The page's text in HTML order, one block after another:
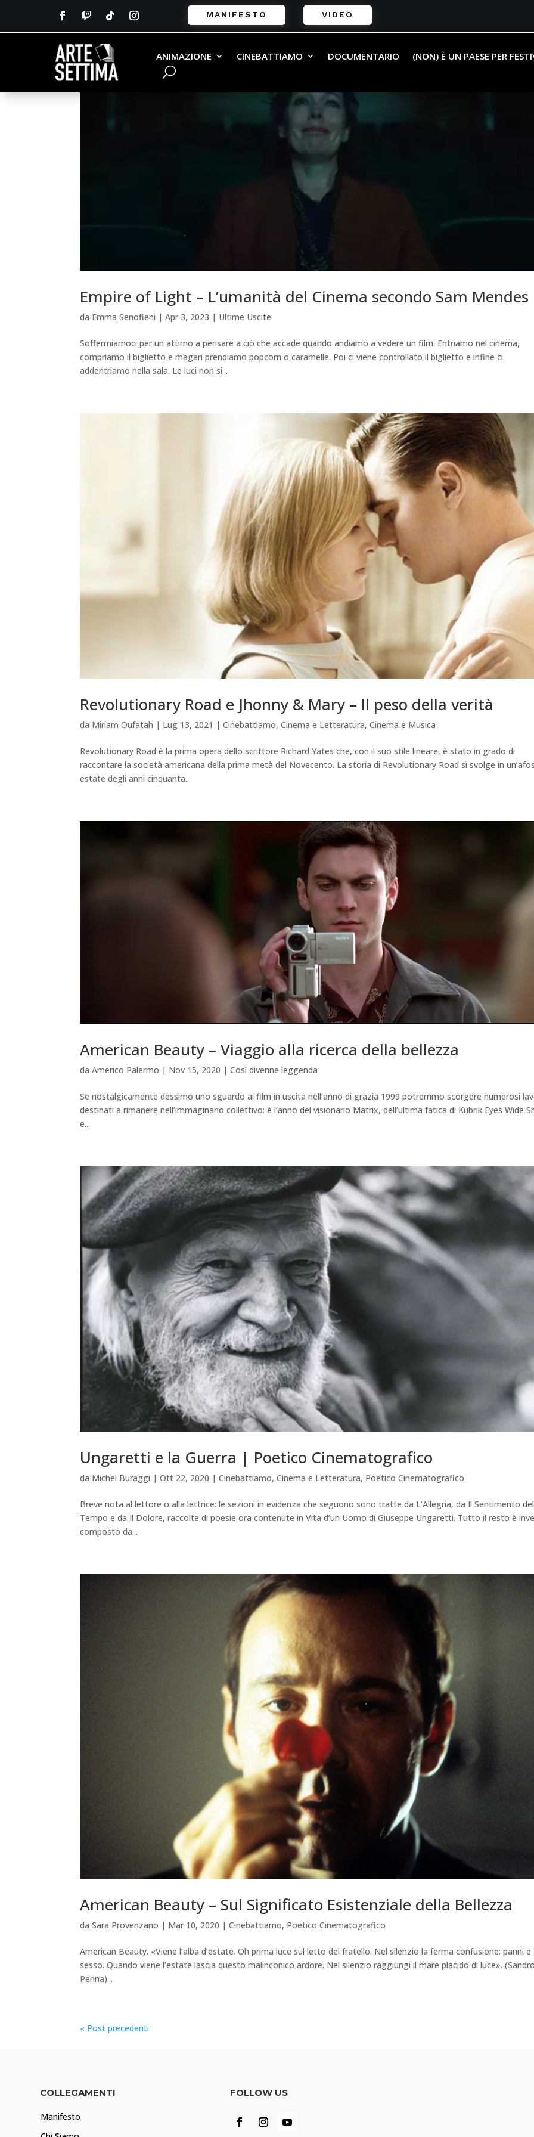
MANIFESTO VIDEO
ANIMAZIONE CINEBATTIAMO DOCUMENTARIO (NON) È UN PAESE PER
Empire of Light – L’umanità del Cinema secondo Sam Mendes
da Emma Senofieni |Apr 3, 2023 | Ultime Uscite
Soffermiamoci per un attimo a pensare a ciò che accade quando andiamo a vedere un film. Entriamo nel cinema,
compriamo il biglietto e magari prendiamo popcorn o caramelle. Poi ci viene controllato il biglietto e infine ci
addentriamo nella sala. Le luci non si...
Revolutionary Road e Jhonny & Mary – Il peso della verità
da Miriam Oufatah | Lug 13, 2021 |Cinebattiamo,Cinema e Letteratura,Cinema e Musica
Revolutionary Road è la prima opera dello scrittore Richard Yates che, con il suo stile lineare, è stato in grado di
raccontare la società americana della prima metà del Novecento. La storia di Revolutionary Road si svolge in
estate degli anni cinquanta...
American Beauty – Viaggio alla ricerca della bellezza
daAmerico Palermo | Nov 15, 2020 |Così divenne leggenda
Se nostalgicamente dessimo uno sguardo ai film in uscita nell’anno di grazia 1999 potremmo scorgere numerosi
destinati a rimanere nell’immaginario collettivo: è l’anno del visionario Matrix, dell’ultima fatica di Kubrik Eyes Wide
e...
Ungaretti e la Guerra | Poetico Cinematografico
da Michel Buraggi |Ott 22, 2020 |Cinebattiamo,Cinema e Letteratura, Poetico Cinematografico
Breve nota al lettore o alla lettrice: le sezioni in evidenza che seguono sono tratte da L’Allegria, da Il Sentimento del
Tempo e da Il Dolore, raccolte di poesie ora contenute in Vita d’un Uomo di Giuseppe Ungaretti. Tutto il resto è
composto da...
American Beauty – Sul Significato Esistenziale della Bellezza
daSara Provenzano | Mar 10, 2020 |Cinebattiamo, Poetico Cinematografico
American Beauty. «Viene l’alba d’estate. Oh prima luce sul letto del fratello. Nel silenzio la ferma confusione: panni e
sesso. Quando viene l’estate lascia questo malinconico ardore. Nel silenzio raggiungi il mare placido di luce».
Penna)...
« Post precedenti
COLLEGAMENTI
Manifesto
FOLLOW US